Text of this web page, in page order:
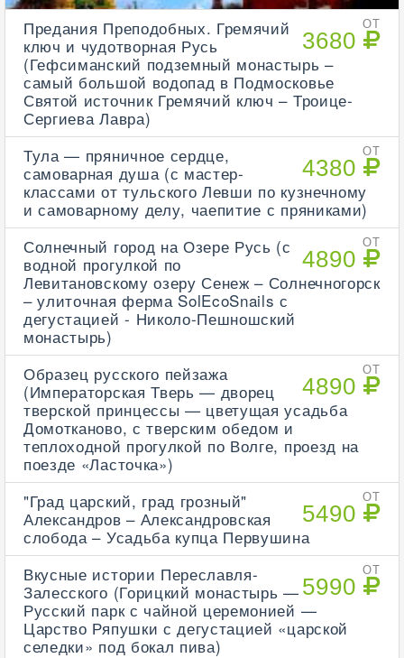
ОТ
3680
Предания Преподобных. Гремячий
ключ и чудотворная Русь
(Гефсиманский подземный монастырь –
самый большой водопад в Подмосковье
Святой источник Гремячий ключ – Троице-
Сергиева Лавра)
ОТ
4380
Тула — пряничное сердце,
самоварная душа (с мастер-
классами от тульского Левши по кузнечному
и самоварному делу, чаепитие с пряниками)
ОТ
4890
Солнечный город на Озере Русь (с
водной прогулкой по
Левитановскому озеру Сенеж – Солнечногорск
– улиточная ферма SolEcoSnails с
дегустацией - Николо-Пешношский
монастырь)
ОТ
4890
Образец русского пейзажа
(Императорская Тверь — дворец
тверской принцессы — цветущая усадьба
Домотканово, с тверским обедом и
теплоходной прогулкой по Волге, проезд на
поезде «Ласточка»)
ОТ
5490
"Град царский, град грозный"
Александров – Александровская
слобода – Усадьба купца Первушина
ОТ
5990
Вкусные истории Переславля-
Залесского (Горицкий монастырь —
Русский парк с чайной церемонией —
Царство Ряпушки с дегустацией «царской
селедки» под бокал пива)